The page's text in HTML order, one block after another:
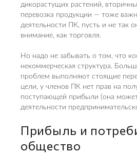
дикорастущих растений,
перевозка продукции — тоже
деятельности ПК, пусть и не так
внимание, как торговля.
Но надо не забывать о том, что
некоммерческая структура.
проблем выполняют стоящие
цели, у членов ПК нет прав на
поступающей прибыли (она
деятельности
Прибыль и
общество